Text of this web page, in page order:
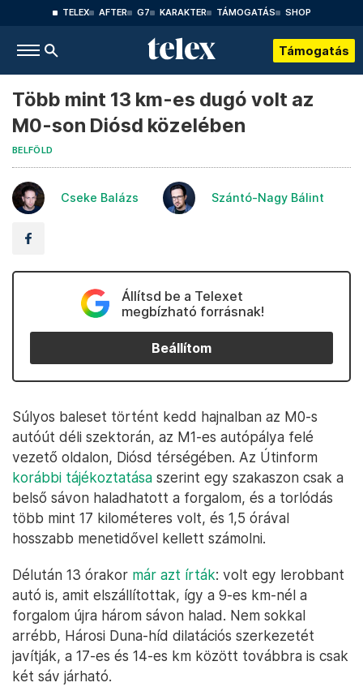
TELEX AFTER G7 KARAKTER TÁMOGATÁS SHOP
Támogatás
Több mint 13 km-es dugó volt az
M0-son Diósd közelében
BELFÖLD
Cseke Balázs Szántó-Nagy Bálint
Állítsd be a Telexet
megbízható forrásnak!
Beállítom
Súlyos baleset történt kedd hajnalban az M0-s
autóút déli szektorán, az M1-es autópálya felé
vezető oldalon, Diósd térségében. Az Útinform
korábbi tájékoztatása szerint egy szakaszon csak a
belső sávon haladhatott a forgalom, és a torlódás
több mint 17 kilométeres volt, és 1,5 órával
hosszabb menetidővel kellett számolni.
Délután 13 órakor már azt írták: volt egy lerobbant
autó is, amit elszállítottak, így a 9-es km-nél a
forgalom újra három sávon halad. Nem sokkal
arrébb, Hárosi Duna-híd dilatációs szerkezetét
javítják, a 17-es és 14-es km között továbbra is csak
két sáv járható.